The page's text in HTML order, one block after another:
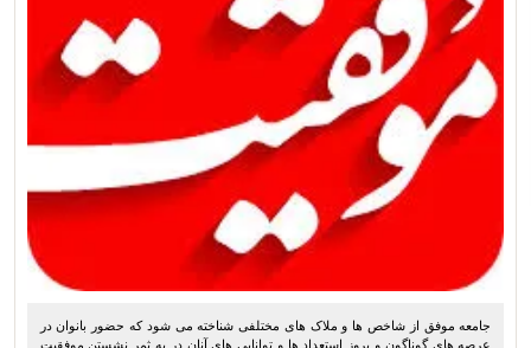
جامعه موفق از شاخص ها و ملاک های مختلفی شناخته می شود که حضور بانوان در
عرصه های گوناگون و بروز استعداد ها و توانایی های آنان در به ثمر نشستن موفقیت